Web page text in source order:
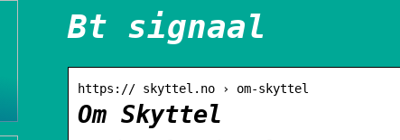
Bt signaal
https:// skyttel.no › om-skyttel
Om Skyttel